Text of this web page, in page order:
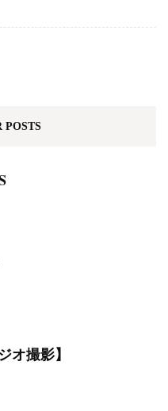
POSTS
オ撮影】